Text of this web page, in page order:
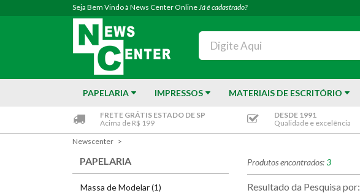
Seja Bem Vindo à News Center OnlineJá é cadastrado?
PAPELARIA IMPRESSOS MATERIAIS DE ESCRITÓRIO
FRETE GRÁTIS ESTADO DE SP
Acima de R$ 199
DESDE 1991
Qualidade e excelência
Newscenter
PAPELARIA
Massa de Modelar (1)
Produtos encontrados:3
Resultado da Pesquisa por: